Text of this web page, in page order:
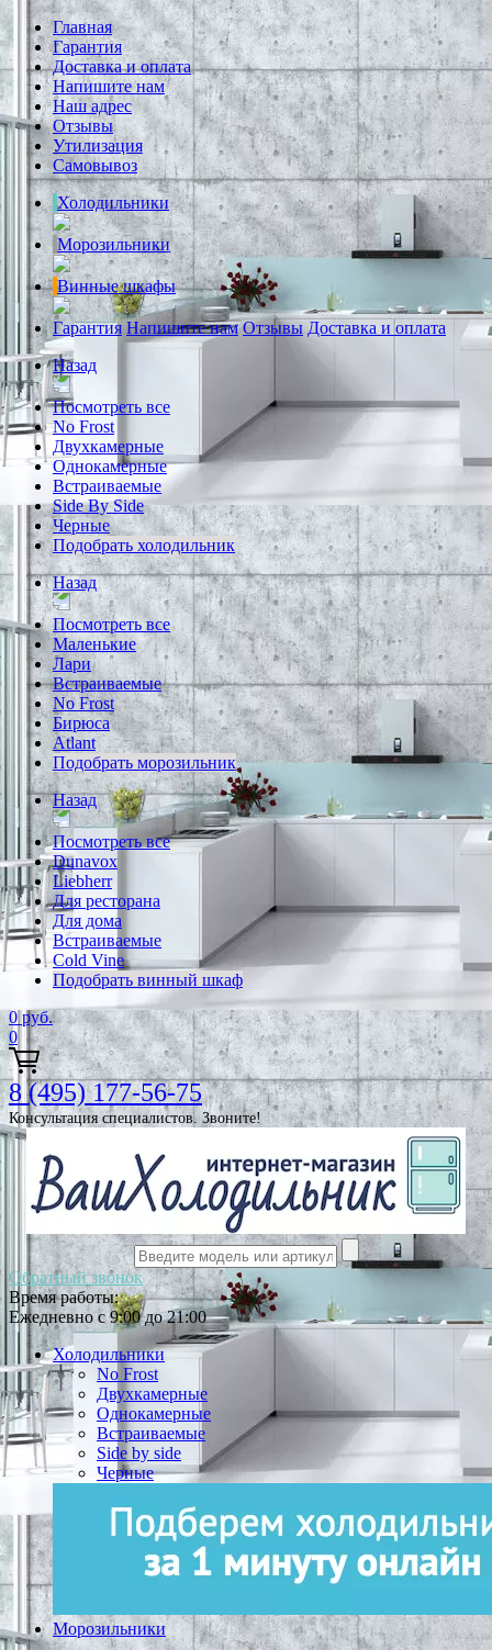
Главная
Гарантия
Доставка и оплата
Напишите нам
Наш адрес
Отзывы
Утилизация
Самовывоз
Холодильники
Морозильники
Винные шкафы
Гарантия Напишите нам Отзывы Доставка и оплата
Назад
Посмотреть все
No Frost
Двухкамерные
Однокамерные
Встраиваемые
Side By Side
Черные
Подобрать холодильник
Назад
Посмотреть все
Маленькие
Лари
Встраиваемые
No Frost
Бирюса
Atlant
Подобрать морозильник
Назад
Посмотреть все
Dunavox
Liebherr
Для ресторана
Для дома
Встраиваемые
Cold Vine
Подобрать винный шкаф
0 руб.
0
8 (495) 177-56-75
Консультация специалистов. Звоните!
Обратный звонок
Время работы:
Ежедневно с 9:00 до 21:00
Холодильники
No Frost
Двухкамерные
Однокамерные
Встраиваемые
Side by side
Черные
Морозильники